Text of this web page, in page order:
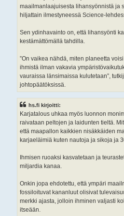
maailmanlaajuisesta lihansyönnistä ja
hiljattain ilmestyneessä Science-
Sen ydinhavainto on, että lihansyönti
kestämättömällä tahdilla.
”On vaikea nähdä, miten planeetta
ihmistä ilman vakavia
vauraissa länsimaissa kulutetaan”,
johtopäätöksissä.
hs.fi kirjoitti:
Karjatalous uhkaa myös luonnon
raivataan peltojen ja laidunten tieltä.
että maapallon kaikkien nisäkkäiden
karjaeläimiä kuten nautoja ja sikoja ja
Ihmisen ruoaksi kasvatetaan ja
miljardia kanaa.
Onkin jopa ehdotettu, että ympäri
fossiloituvat kananluut olisivat
merkki ajasta, jolloin ihminen valjasti
itseään.